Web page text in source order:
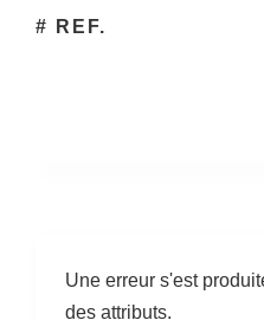
# REF.
Une erreur s'est
des attributs.